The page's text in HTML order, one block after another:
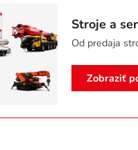
Stroje a
Od predaja
Zobraziť